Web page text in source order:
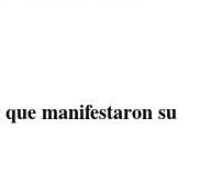
manifestaron su